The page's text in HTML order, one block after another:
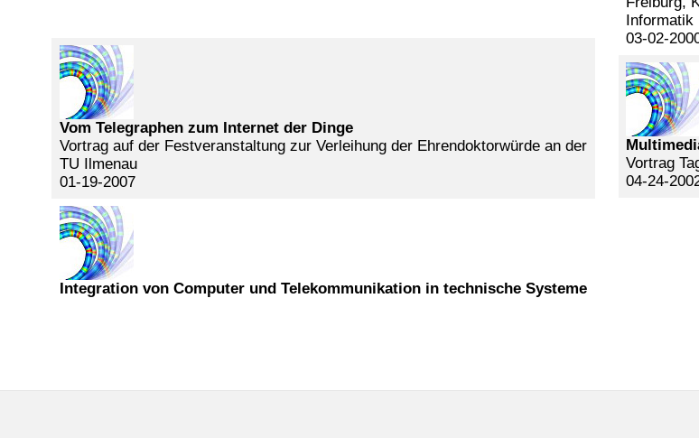
Vom Telegraphen zum Internet der Dinge
Vortrag auf der Festveranstaltung zur Verleihung der Ehrendoktorwürde an der
TU Ilmenau
01-19-2007
Integration von Computer und Telekommunikation in technische Systeme
Informatik
03-02-
Vortrag
04-24-